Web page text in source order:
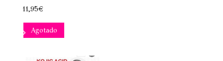
11,95€
Agotado